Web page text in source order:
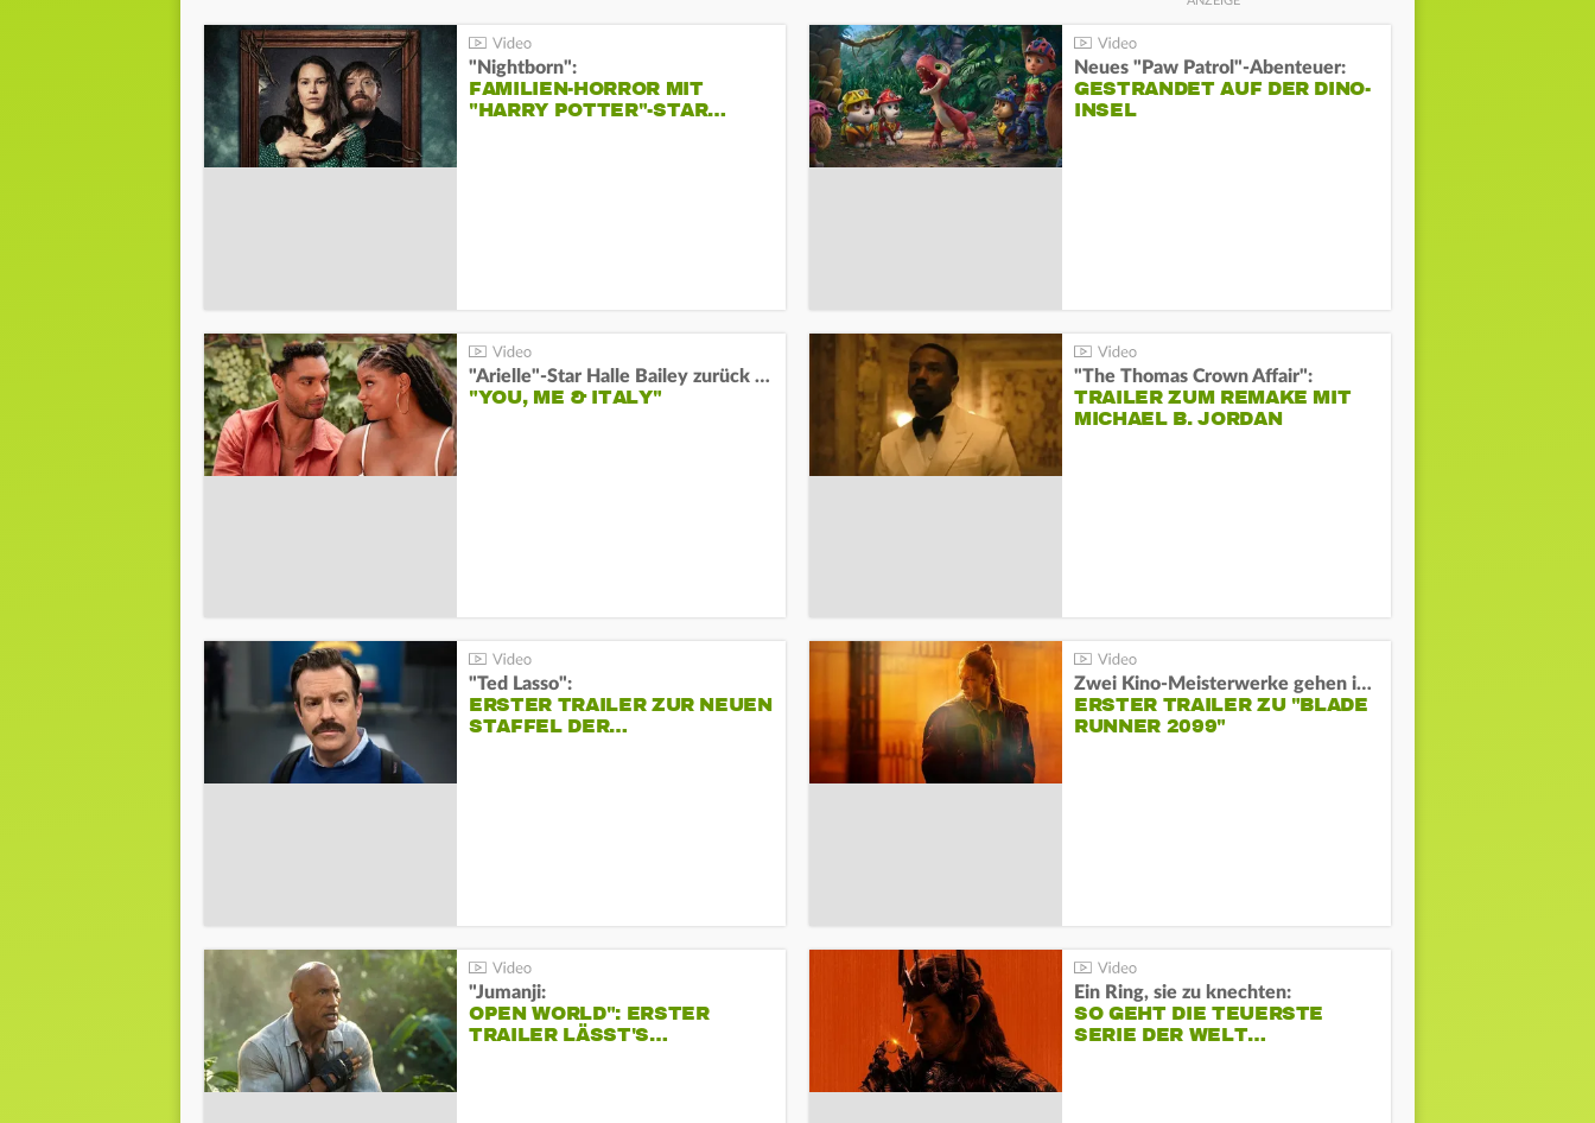
"Nightborn":
FAMILIEN-HORROR MIT
"HARRY POTTER"-STAR…
Neues "Paw Patrol"-Abenteuer:
GESTRANDET AUF DER DINO-
INSEL
"Arielle"-Star Halle Bailey zurück auf der Leinwand:
"YOU, ME & ITALY"
"The Thomas Crown Affair":
TRAILER ZUM REMAKE MIT
MICHAEL B. JORDAN
"Ted Lasso":
ERSTER TRAILER ZUR NEUEN
STAFFEL DER…
Zwei Kino-Meisterwerke gehen in Serie:
ERSTER TRAILER ZU "BLADE
RUNNER 2099"
"Jumanji:
OPEN WORLD": ERSTER
TRAILER LÄSST'S…
Ein Ring, sie zu knechten:
SO GEHT DIE TEUERSTE
SERIE DER WELT…